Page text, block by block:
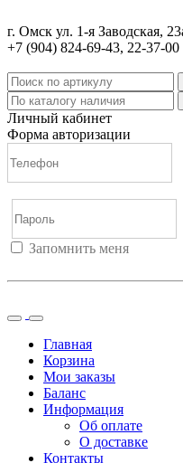
г. Омск ул. 1-я Заводская,
+7 (904) 824-69-43, 22-37-00
Личный кабинет
Форма авторизации
Запомнить меня
Главная
Корзина
Мои заказы
Баланс
Информация
Об оплате
О доставке
Контакты